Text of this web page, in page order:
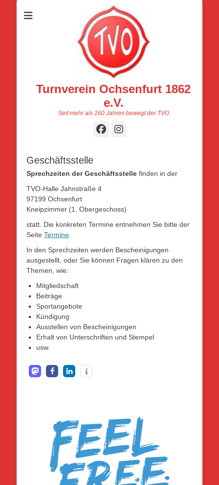
Turnverein Ochsenfurt 1862
e.V.
Seit mehr als 160 Jahren bewegt der TVO
Facebook
Instagram
Geschäftsstelle
Sprechzeiten der Geschäftsstelle finden in der
TVO-Halle Jahnstraße 4
97199 Ochsenfurt
Kneipzimmer (1. Obergeschoss)
statt. Die konkreten Termine entnehmen Sie bitte der
Seite Termine
In den Sprechzeiten werden Bescheinigungen
ausgestellt, oder Sie können Fragen klären zu den
Themen, wie:
Mitgliedschaft
Beiträge
Sportangebote
Kündigung
Ausstellen von Bescheinigungen
Erhalt von Unterschriften und Stempel
usw.